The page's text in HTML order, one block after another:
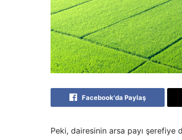
Facebook'da Paylaş
Peki, dairesinin arsa payı